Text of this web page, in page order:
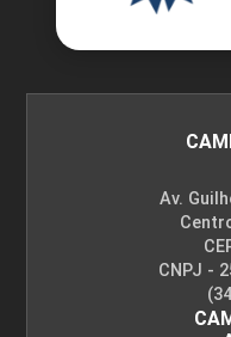
Av.
CNPJ -